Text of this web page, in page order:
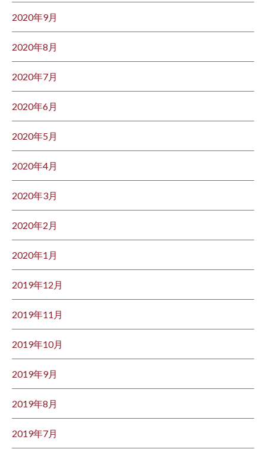
2020年9月
2020年8月
2020年7月
2020年6月
2020年5月
2020年4月
2020年3月
2020年2月
2020年1月
2019年12月
2019年11月
2019年10月
2019年9月
2019年8月
2019年7月